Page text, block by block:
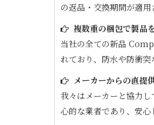
の返品・交換期間が適用
複数重の梱包で製品
当社の全ての新品
れており、防水や防衝
メーカーからの直提
我々はメーカーと協力
心的な業者であり、安心